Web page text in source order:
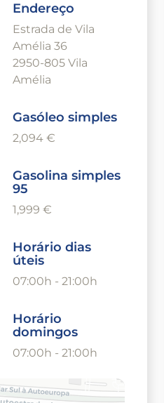
Endereço
Estrada de Vila
Amélia 36
2950-805 Vila
Amélia
Gasóleo simples
2,094 €
Gasolina simples
95
1,999 €
Horário dias
úteis
07:00h - 21:00h
Horário
domingos
07:00h - 21:00h